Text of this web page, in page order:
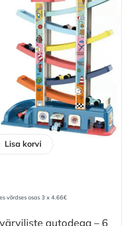
võrdses osas 3 x 4.66€
autodega – 6
Lisa korvi